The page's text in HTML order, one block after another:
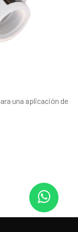
una aplicación de